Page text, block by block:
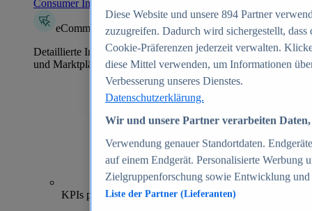
Consumer Insights entdecken
eCommerce Insights
Detaillierte Informationen zu mehr als 39.000 Online-Shops
und Marktplätzen
70+
KPIs pro Shop
Diese Website und unsere 894 Partner
zuzugreifen. Dadurch wird sichergestellt,
Cookie-Präferenzen jederzeit verwalten.
diese Mittel verwenden, um Informationen
Verbesserung unseres Dienstes.
Datenschutzerklärung.
Wir und unsere Partner verarbeiten
Verwendung genauer Standortdaten.
auf einem Endgerät. Personalisierte Werbung
Zielgruppenforschung sowie Entwicklung
Liste der Partner (Lieferanten)